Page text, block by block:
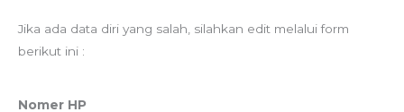
Jika ada data diri yang salah, silahkan edit melalui form
berikut ini :
Nomer HP